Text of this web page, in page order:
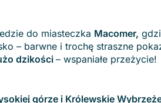
do miasteczka Macomer,
– barwne i trochę straszne
dzikości– wspaniałe przeżycie!
górze i Królewskie